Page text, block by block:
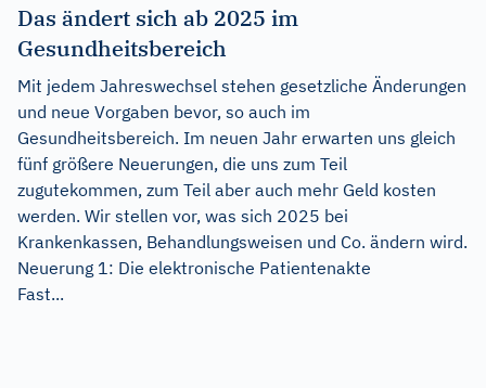
Das ändert sich ab 2025 im
Gesundheitsbereich
Mit jedem Jahreswechsel stehen gesetzliche Änderungen
und neue Vorgaben bevor, so auch im
Gesundheitsbereich. Im neuen Jahr erwarten uns gleich
fünf größere Neuerungen, die uns zum Teil
zugutekommen, zum Teil aber auch mehr Geld kosten
werden. Wir stellen vor, was sich 2025 bei
Krankenkassen, Behandlungsweisen und Co. ändern wird.
Neuerung 1: Die elektronische Patientenakte
Fast...